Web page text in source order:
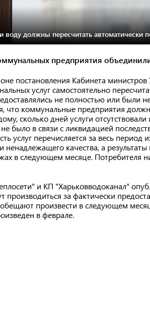
воду должны пересчитать автоматически
предприятия
постановления Кабинета министров
услуг самостоятельно
не полностью или были
что коммунальные предприятия
сколько дней услуги
не было в связи с ликвидацией
услуг перечисляется за весь
качества, а результаты
в следующем месяце. Потребителя
и КП "Харьковводоканал"
производиться за фактически
произвести в следующем
в феврале.